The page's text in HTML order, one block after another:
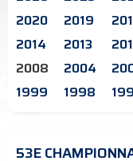
2020
2019
2014
2013
2008
2004
1999
1998
53E